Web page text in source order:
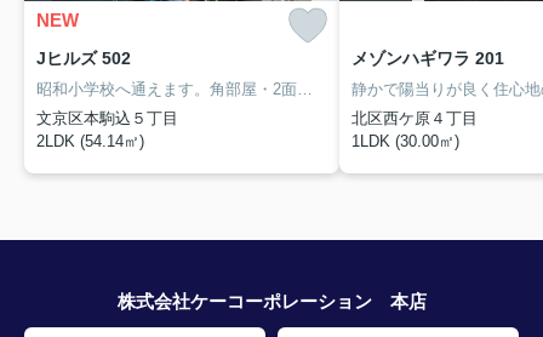
NEW
Jヒルズ 502
文京区本駒込５丁目
2LDK (54.14㎡)
メゾンハギワラ 201
北区西ケ原４丁目
1LDK (30.00㎡)
株式会社ケーコーポレーション 本店